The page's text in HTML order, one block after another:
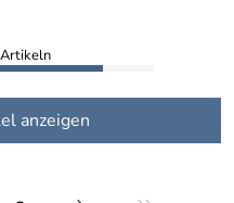
anzeigen